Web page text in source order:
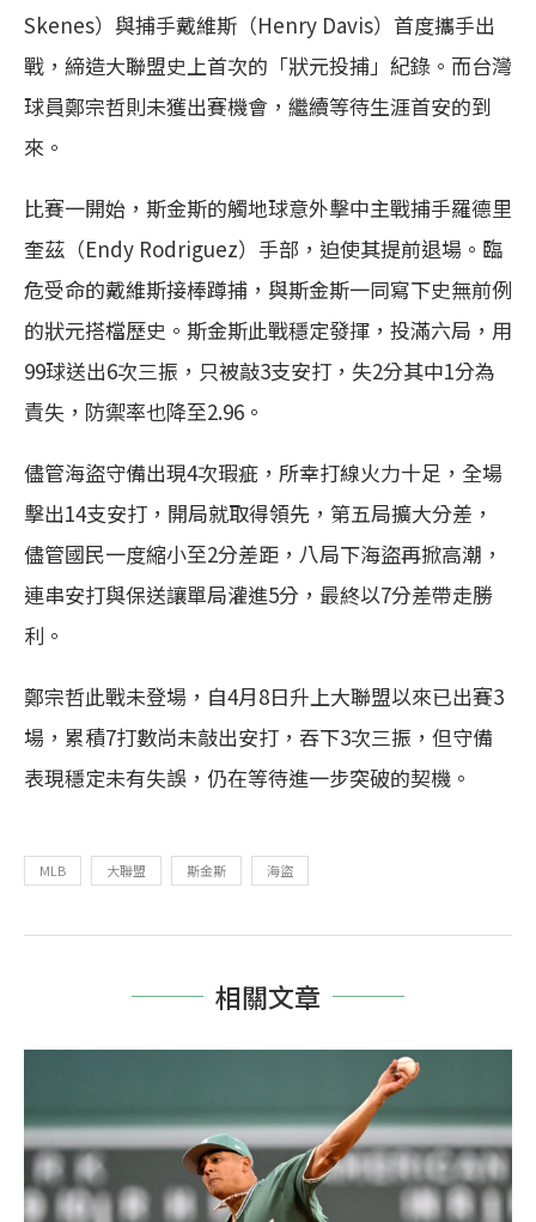
Skenes）與捕手戴維斯（Henry Davis）首度攜手出
戰，締造大聯盟史上首次的「狀元投捕」紀錄。而台灣
球員鄭宗哲則未獲出賽機會，繼續等待生涯首安的到
來。
比賽一開始，斯金斯的觸地球意外擊中主戰捕手羅德里
奎茲（Endy Rodriguez）手部，迫使其提前退場。臨
危受命的戴維斯接棒蹲捕，與斯金斯一同寫下史無前例
的狀元搭檔歷史。斯金斯此戰穩定發揮，投滿六局，用
99球送出6次三振，只被敲3支安打，失2分其中1分為
責失，防禦率也降至2.96。
儘管海盜守備出現4次瑕疵，所幸打線火力十足，全場
擊出14支安打，開局就取得領先，第五局擴大分差，
儘管國民一度縮小至2分差距，八局下海盜再掀高潮，
連串安打與保送讓單局灌進5分，最終以7分差帶走勝
利。
鄭宗哲此戰未登場，自4月8日升上大聯盟以來已出賽3
場，累積7打數尚未敲出安打，吞下3次三振，但守備
表現穩定未有失誤，仍在等待進一步突破的契機。
MLB 大聯盟 斯金斯 海盜
相關文章